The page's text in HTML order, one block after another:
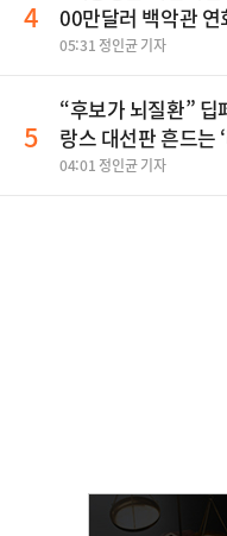
4
00만달러 백악관
05:31 정인균 기자
5
“후보가 뇌질환”
랑스 대선판 흔드는
04:01 정인균 기자